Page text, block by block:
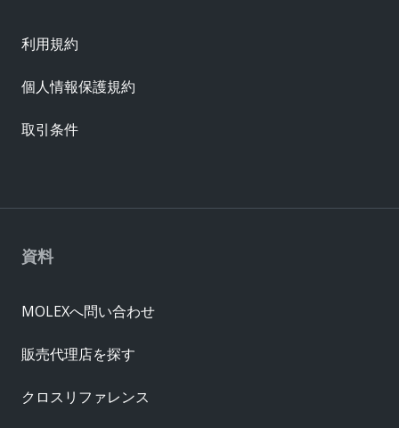
資料
MOLEXへ問い合わせ
販売代理店を探す
クロスリファレンス
利用規約
個人情報保護規約
取引条件